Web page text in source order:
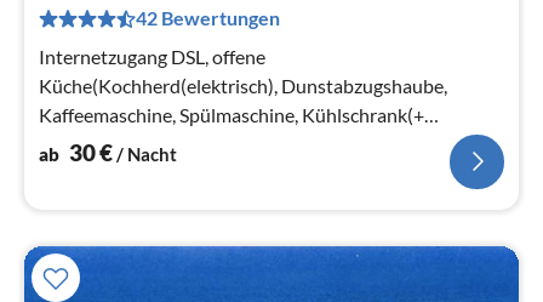
42 Bewertungen
Internetzugang DSL, offene
Küche(Kochherd(elektrisch), Dunstabzugshaube,
Kaffeemaschine, Spülmaschine, Kühlschrank(+
Gefrierfach)), Wohn-/Schlafzimmer(TV(dänische
ab 30€/ Nacht